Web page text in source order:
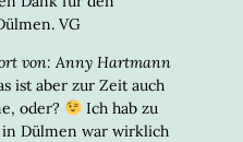
VG
von: Anny Hartmann
ist aber zur Zeit auch
oder?
Ich hab zu
Dülmen war wirklich